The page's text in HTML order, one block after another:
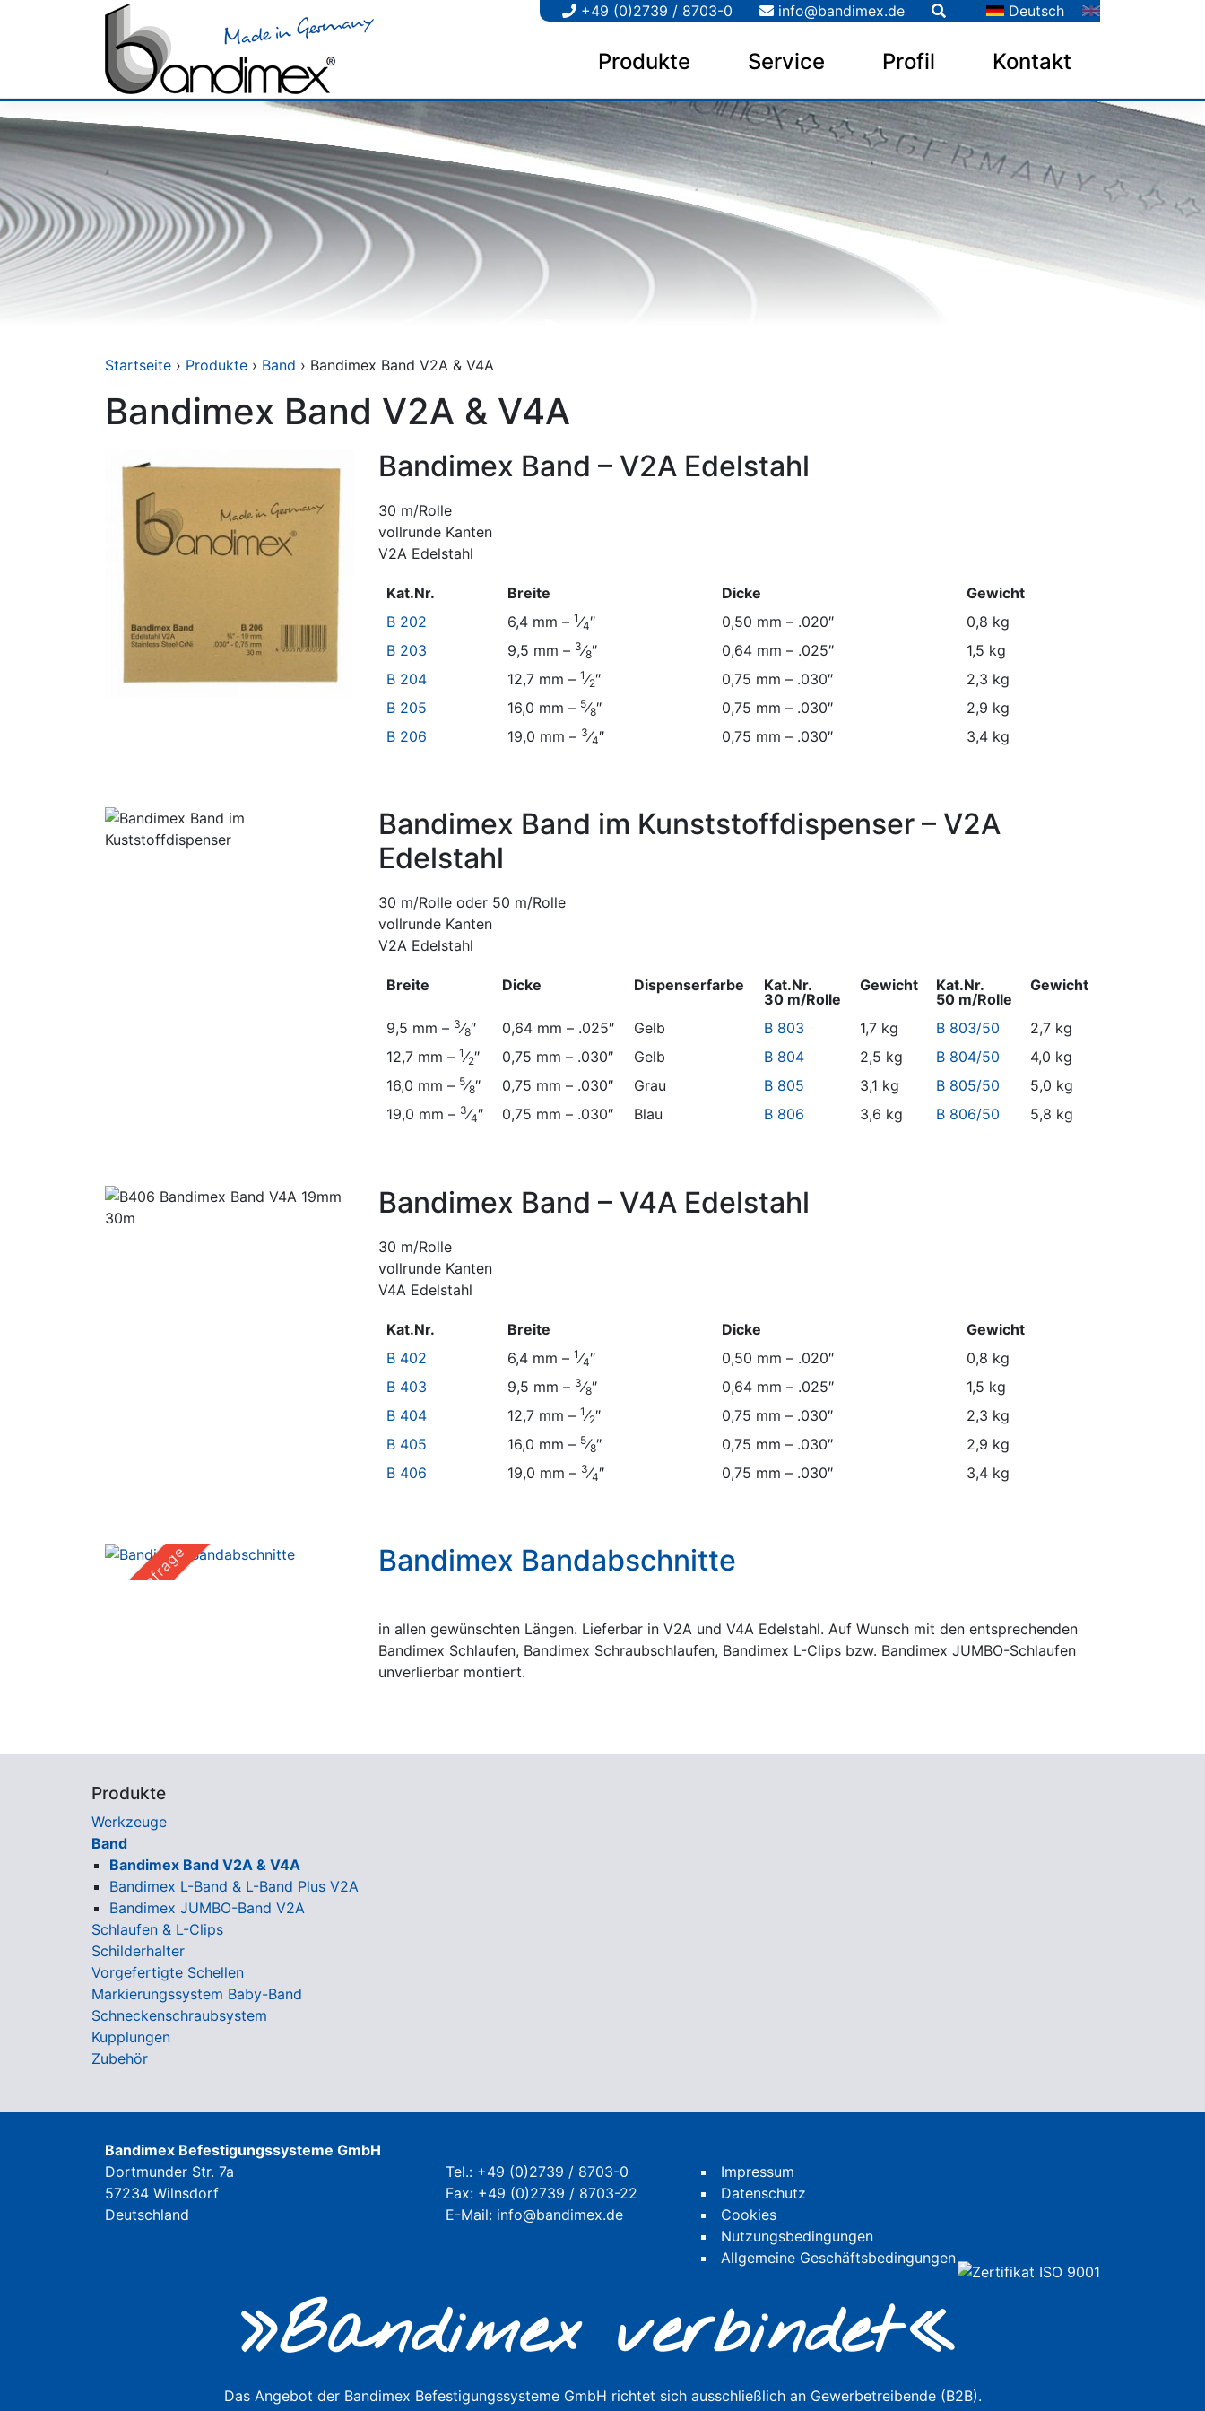
Produkte Service Profil Kontakt
+49 (0)2739 / 8703-0 info@bandimex.de Deutsch
Startseite › Produkte › Band › Bandimex Band V2A & V4A
Bandimex Band V2A & V4A
Bandimex Band – V2A Edelstahl
30 m/Rolle
vollrunde Kanten
V2A Edelstahl
Kat.Nr. Breite Dicke
Gewicht
B 202
6,4 mm – 1⁄4″ 0,50 mm – .020″
0,8 kg
B 203
9,5 mm – 3⁄8″ 0,64 mm – .025″
1,5 kg
B 204
12,7 mm – 1⁄2″ 0,75 mm – .030″
2,3 kg
B 205
16,0 mm – 5⁄8″ 0,75 mm – .030″
2,9 kg
B 206
19,0 mm – 3⁄4″ 0,75 mm – .030″ 3,4 kg
Bandimex Band im Kunststoffdispenser – V2A
Edelstahl
30 m/Rolle oder 50 m/Rolle
vollrunde Kanten
V2A Edelstahl
Breite Dicke Dispenserfarbe
Kat.Nr.
30 m/Rolle
Gewicht
Kat.Nr.
50 m/Rolle
Gewicht
9,5 mm – 3⁄8″ 0,64 mm – .025″ Gelb B 803 1,7 kg B 803/50
2,7 kg
12,7 mm – 1⁄2″ 0,75 mm – .030″ Gelb B 804 2,5 kg B 804/50
4,0 kg
16,0 mm – 5⁄8″ 0,75 mm – .030″ Grau B 805 3,1 kg B 805/50
5,0 kg
19,0 mm – 3⁄4″ 0,75 mm – .030″ Blau B 806 3,6 kg B 806/50 5,8 kg
Bandimex Band – V4A Edelstahl
30 m/Rolle
vollrunde Kanten
V4A Edelstahl
Kat.Nr. Breite Dicke
Gewicht
B 402
6,4 mm – 1⁄4″ 0,50 mm – .020″
0,8 kg
B 403
9,5 mm – 3⁄8″ 0,64 mm – .025″
1,5 kg
B 404
12,7 mm – 1⁄2″ 0,75 mm – .030″
2,3 kg
B 405
16,0 mm – 5⁄8″ 0,75 mm – .030″
2,9 kg
B 406
19,0 mm – 3⁄4″ 0,75 mm – .030″ 3,4 kg
Auf Anfrage Bandimex Bandabschnitte
in allen gewünschten Längen. Lieferbar in V2A und V4A Edelstahl. Auf Wunsch mit den entsprechenden
Bandimex Schlaufen, Bandimex Schraubschlaufen, Bandimex L-Clips bzw. Bandimex JUMBO-Schlaufen
unverlierbar montiert.
Produkte
Werkzeuge
Band
Bandimex Band V2A & V4A
Bandimex L-Band & L-Band Plus V2A
Bandimex JUMBO-Band V2A
Schlaufen & L-Clips
Schilderhalter
Vorgefertigte Schellen
Markierungssystem Baby-Band
Schneckenschraubsystem
Kupplungen
Zubehör
Bandimex Befestigungssysteme GmbH
Dortmunder Str. 7a
57234 Wilnsdorf
Deutschland
Tel.: +49 (0)2739 / 8703-0
Fax: +49 (0)2739 / 8703-22
E-Mail: info@bandimex.de
Impressum
Datenschutz
Cookies
Nutzungsbedingungen
Allgemeine Geschäftsbedingungen
»Bandimex verbindet«
Das Angebot der Bandimex Befestigungssysteme GmbH richtet sich ausschließlich an Gewerbetreibende (B2B).